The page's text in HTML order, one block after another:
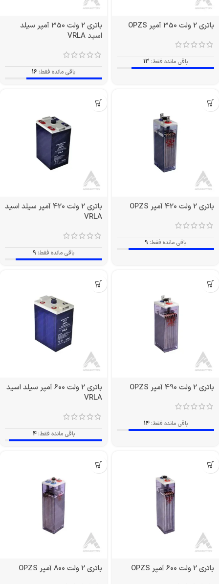
باتری 2 ولت 350 آمپر OPZS
باقی مانده فقط: 13
باتری 2 ولت 350 آمپر سیلد
اسید VRLA
باقی مانده فقط: 16
باتری 2 ولت 420 آمپر OPZS
باقی مانده فقط: 9
باتری 2 ولت 420 آمپر سیلد اسید
VRLA
باقی مانده فقط: 9
باتری 2 ولت 490 آمپر OPZS
باقی مانده فقط: 14
باتری 2 ولت 600 آمپر سیلد اسید
VRLA
باقی مانده فقط: 4
باتری 2 ولت 600 آمپر OPZS باتری 2 ولت 800 آمپر OPZS